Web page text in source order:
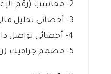
2- محاسب (رقم الإعلان: 24781667).
3- أخصائي تحليل مالي (رقم الإعلان: 24781673).
4- أخصائي تواصل داخلي (رقم الإعلان: 24781681).
5- مصمم جرافيك (رقم الإعلان: 24781684).